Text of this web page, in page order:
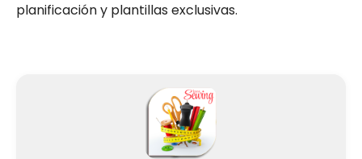
planificación y plantillas exclusivas.